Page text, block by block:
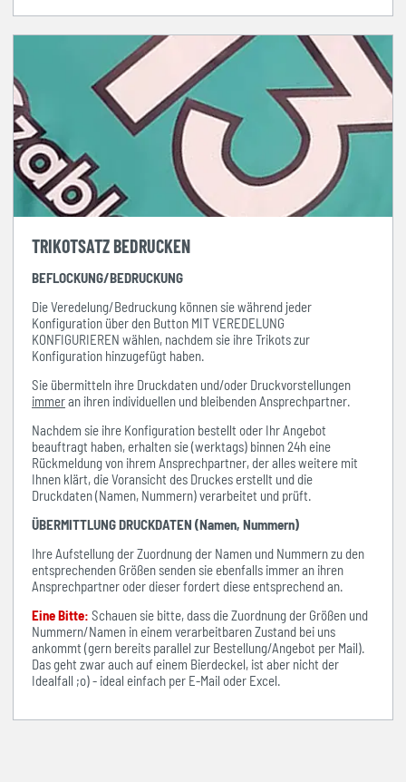
TRIKOTSATZ BEDRUCKEN
BEFLOCKUNG/BEDRUCKUNG
Die Veredelung/Bedruckung können sie während jeder
Konfiguration über den Button MIT VEREDELUNG
KONFIGURIEREN wählen, nachdem sie ihre Trikots zur
Konfiguration hinzugefügt haben.
Sie übermitteln ihre Druckdaten und/oder Druckvorstellungen
immeran ihren individuellen und bleibenden Ansprechpartner.
Nachdem sie ihre Konfiguration bestellt oder Ihr Angebot
beauftragt haben, erhalten sie (werktags) binnen 24h eine
Rückmeldung von ihrem Ansprechpartner, der alles weitere mit
Ihnen klärt, die Voransicht des Druckes erstellt und die
Druckdaten (Namen, Nummern) verarbeitet und prüft.
ÜBERMITTLUNG DRUCKDATEN (Namen, Nummern)
Ihre Aufstellung der Zuordnung der Namen und Nummern zu den
entsprechenden Größen senden sie ebenfalls immer an ihren
Ansprechpartner oder dieser fordert diese entsprechend an.
Eine Bitte: Schauen sie bitte, dass die Zuordnung der Größen und
Nummern/Namen in einem verarbeitbaren Zustand bei uns
ankommt (gern bereits parallel zur Bestellung/Angebot per Mail).
Das geht zwar auch auf einem Bierdeckel, ist aber nicht der
Idealfall ;o) - ideal einfach per E-Mail oder Excel.